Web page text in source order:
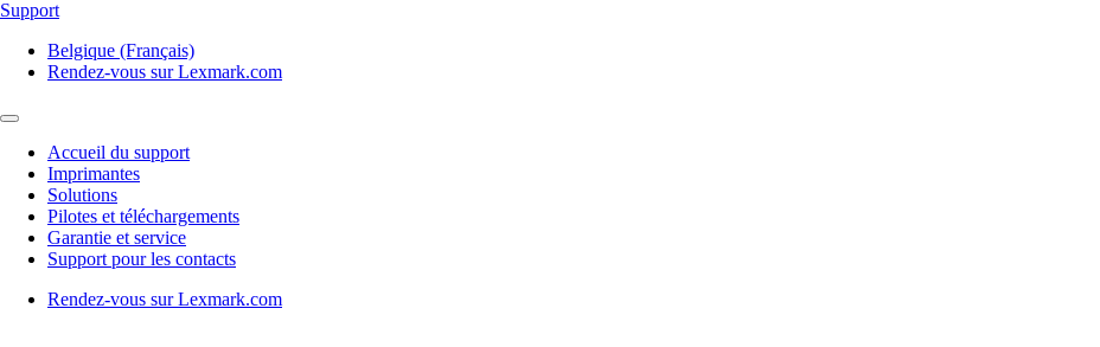
Support
Belgique (Français)
Rendez-vous sur Lexmark.com
Accueil du support
Imprimantes
Solutions
Pilotes et téléchargements
Garantie et service
Support pour les contacts
Rendez-vous sur Lexmark.com